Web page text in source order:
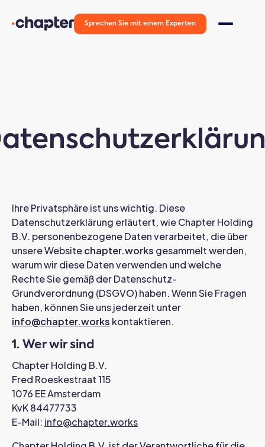
Sprechen Sie mit einem Experten
Ihre Privatsphäre ist uns wichtig. Diese
Datenschutzerklärung erläutert, wie Chapter Holding
B.V. personenbezogene Daten verarbeitet, die über
unsere Websitechapter.works gesammelt werden,
warum wir diese Daten verwenden und welche
Rechte Sie gemäß der Datenschutz-
Grundverordnung (DSGVO) haben. Wenn Sie Fragen
haben, können Sie uns jederzeit unter
info@chapter.works kontaktieren.
1. Wer wir sind
Chapter Holding B.V.
Fred Roeskestraat 115
1076 EE Amsterdam
KvK 84477733
E-Mail: info@chapter.works